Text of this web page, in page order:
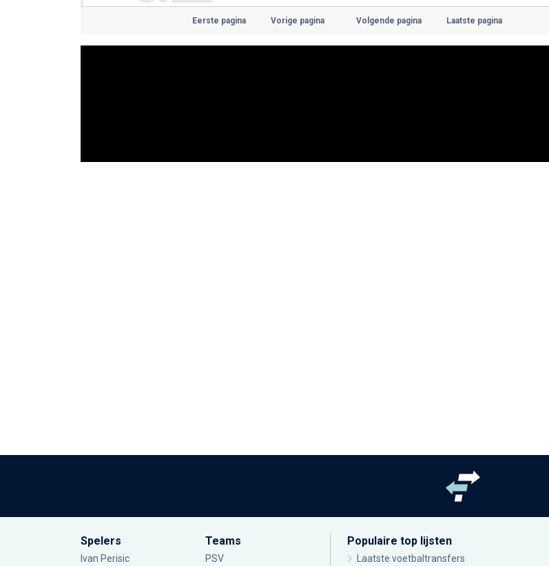
Eerste pagina Vorige pagina Volgende pagina Laatste pagina
Spelers
Ivan Perisic
Teams
PSV
Populaire top lijsten
Laatste voetbaltransfers